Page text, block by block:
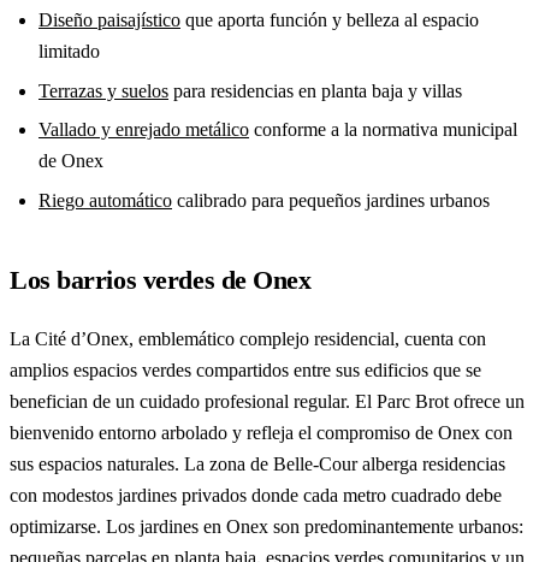
Diseño paisajístico que aporta función y belleza al espacio
limitado
Terrazas y suelos para residencias en planta baja y villas
Vallado y enrejado metálico conforme a la normativa municipal
de Onex
Riego automático calibrado para pequeños jardines urbanos
Los barrios verdes de Onex
La Cité d’Onex, emblemático complejo residencial, cuenta con
amplios espacios verdes compartidos entre sus edificios que se
benefician de un cuidado profesional regular. El Parc Brot ofrece un
bienvenido entorno arbolado y refleja el compromiso de Onex con
sus espacios naturales. La zona de Belle-Cour alberga residencias
con modestos jardines privados donde cada metro cuadrado debe
optimizarse. Los jardines en Onex son predominantemente urbanos:
pequeñas parcelas en planta baja, espacios verdes comunitarios y un